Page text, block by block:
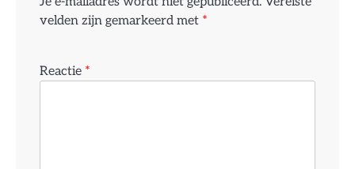
velden zijn gemarkeerd met *
Reactie *